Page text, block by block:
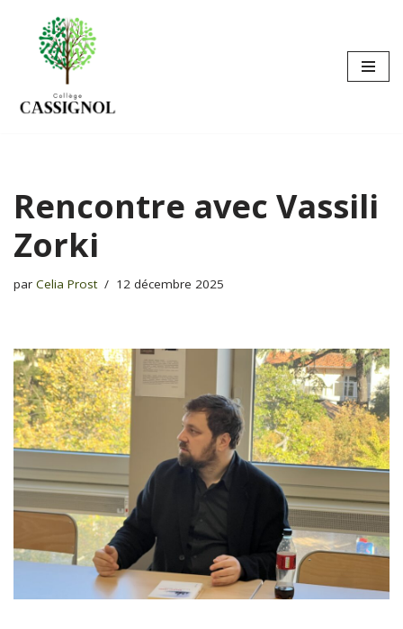
Aller
contenu
Rencontre avec Vassili
Zorki
par Celia Prost 12 décembre 2025